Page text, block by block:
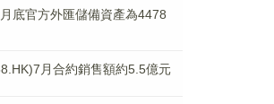
底官方外匯儲備資產為4478
月合約銷售額約5.5億元